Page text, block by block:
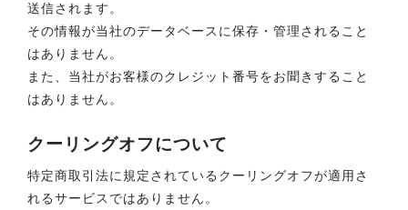
送信されます。
その情報が当社のデータベースに保存・管理されること
はありません。
また、当社がお客様のクレジット番号をお聞きすること
はありません。
クーリングオフについて
特定商取引法に規定されているクーリングオフが適用さ
れるサービスではありません。